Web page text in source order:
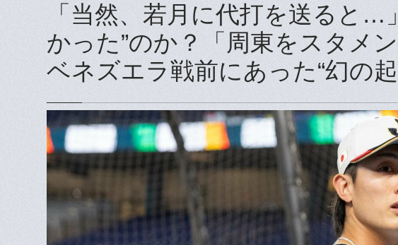
「当然、若月に代打を送ると…
かった”のか？「周東をスタメ
ベネズエラ戦前にあった“幻の